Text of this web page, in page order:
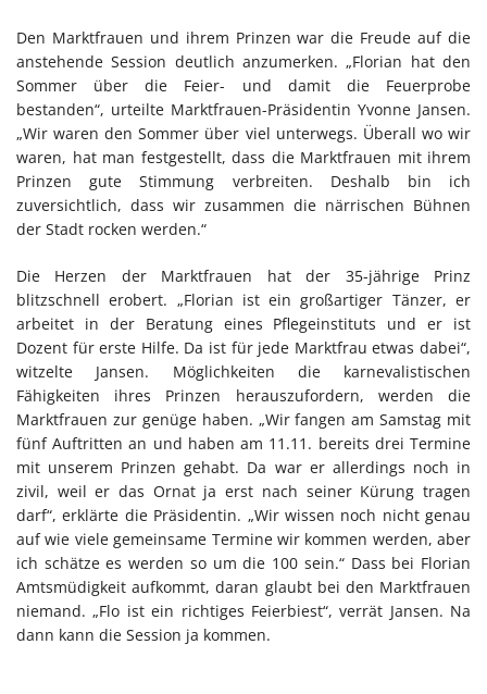
Den Marktfrauen und ihrem Prinzen war die Freude auf die
anstehende Session deutlich anzumerken. „Florian hat den
Sommer über die Feier- und damit die Feuerprobe
bestanden“, urteilte Marktfrauen-Präsidentin Yvonne Jansen.
„Wir waren den Sommer über viel unterwegs. Überall wo wir
waren, hat man festgestellt, dass die Marktfrauen mit ihrem
Prinzen gute Stimmung verbreiten. Deshalb bin ich
zuversichtlich, dass wir zusammen die närrischen Bühnen
der Stadt rocken werden.“
Die Herzen der Marktfrauen hat der 35-jährige Prinz
blitzschnell erobert. „Florian ist ein großartiger Tänzer, er
arbeitet in der Beratung eines Pflegeinstituts und er ist
Dozent für erste Hilfe. Da ist für jede Marktfrau etwas dabei“,
witzelte Jansen. Möglichkeiten die karnevalistischen
Fähigkeiten ihres Prinzen herauszufordern, werden die
Marktfrauen zur genüge haben. „Wir fangen am Samstag mit
fünf Auftritten an und haben am 11.11. bereits drei Termine
mit unserem Prinzen gehabt. Da war er allerdings noch in
zivil, weil er das Ornat ja erst nach seiner Kürung tragen
darf“, erklärte die Präsidentin. „Wir wissen noch nicht genau
auf wie viele gemeinsame Termine wir kommen werden, aber
ich schätze es werden so um die 100 sein.“ Dass bei Florian
Amtsmüdigkeit aufkommt, daran glaubt bei den Marktfrauen
niemand. „Flo ist ein richtiges Feierbiest“, verrät Jansen. Na
dann kann die Session ja kommen.